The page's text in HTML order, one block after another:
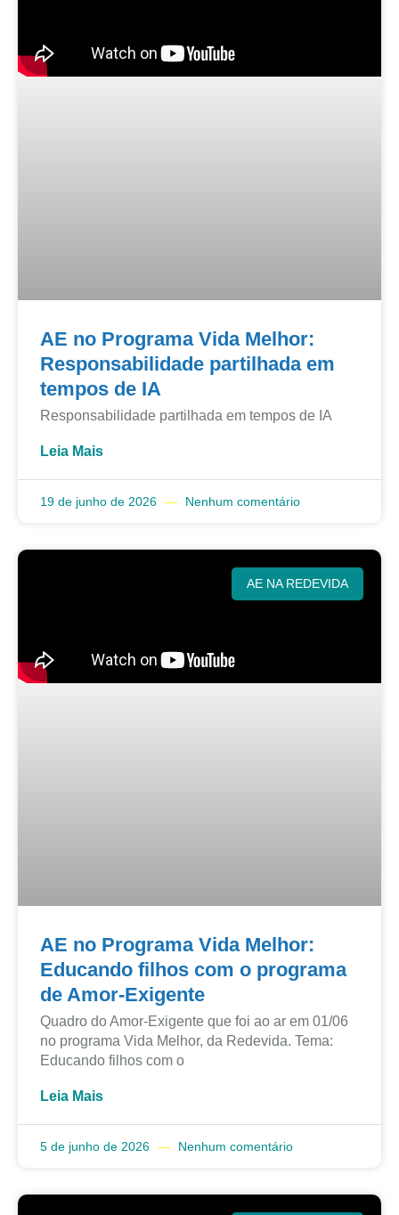
AE no Programa Vida Melhor:
Responsabilidade partilhada em
tempos de IA
Responsabilidade partilhada em tempos de IA
Leia Mais
19 de junho de 2026 Nenhum comentário
AE NA REDEVIDA
AE no Programa Vida Melhor:
Educando filhos com o programa
de Amor-Exigente
Quadro do Amor-Exigente que foi ao ar em 01/06
no programa Vida Melhor, da Redevida. Tema:
Educando filhos com o
Leia Mais
5 de junho de 2026 Nenhum comentário